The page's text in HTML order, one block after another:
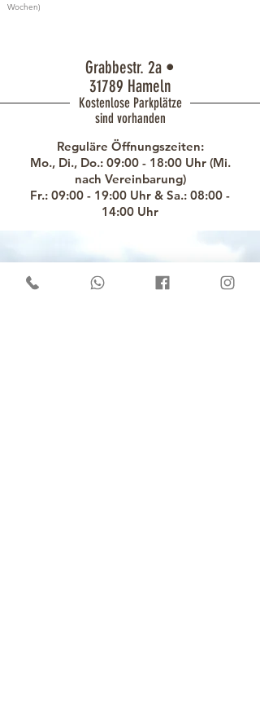
Wochen)
Grabbestr. 2a •
31789 Hameln
Kostenlose Parkplätze
sind vorhanden
Reguläre Öffnungszeiten:
Mo., Di., Do.: 09:00 - 18:00 Uhr (Mi.
nach Vereinbarung)
Fr.: 09:00 - 19:00 Uhr & Sa.: 08:00 -
14:00 Uhr